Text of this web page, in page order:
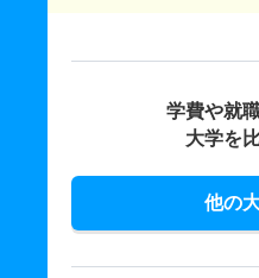
学費や就
大学を
他の